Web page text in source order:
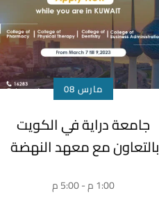
مارس 08
جامعة دراية في الكويت
بالتعاون مع معهد النهضة
1:00 م - 5:00 م